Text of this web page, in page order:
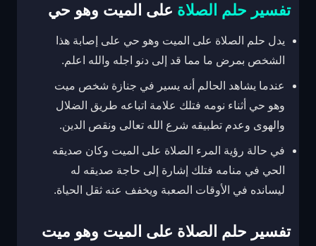
تفسير حلم الصلاة على الميت وهو حي
يدل حلم الصلاة على الميت وهو حي على إصابة هذا
الشخص بمرض ما مما قد إلى دنو اجله والله اعلم.
عندما يشاهد الحالم أنه يسير في جنازة شخص ميت
وهو حي أثناء نومه فتلك علامة اتباعه طريق الضلال
والهوى وعدم تطبيقه شرع الله تعالى ونقص الدين.
في حالة رؤية المرء الصلاة على الميت وكان صديقه
الحي في منامه فتلك إشارة إلى حاجة صديقه له
ليسانده في الأوقات الصعبة ويخفف عنه ثقل الحياة.
تفسير حلم الصلاة على الميت وهو ميت